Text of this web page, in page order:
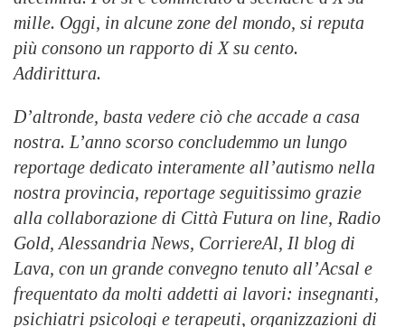
mille. Oggi, in alcune zone del mondo, si reputa
più consono un rapporto di X su cento.
Addirittura.
D’altronde, basta vedere ciò che accade a casa
nostra. L’anno scorso concludemmo un lungo
reportage dedicato interamente all’autismo nella
nostra provincia, reportage seguitissimo grazie
alla collaborazione di Città Futura on line, Radio
Gold, Alessandria News, CorriereAl, Il blog di
Lava, con un grande convegno tenuto all’Acsal e
frequentato da molti addetti ai lavori: insegnanti,
psichiatri psicologi e terapeuti, organizzazioni di